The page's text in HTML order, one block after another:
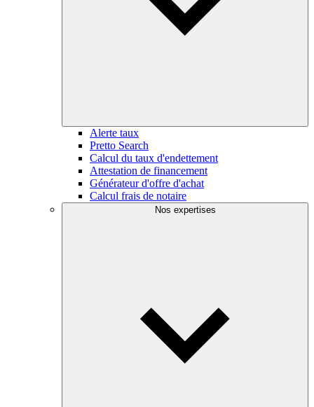
Alerte taux
Pretto Search
Calcul du taux d'endettement
Attestation de financement
Générateur d'offre d'achat
Calcul frais de notaire
Nos expertises